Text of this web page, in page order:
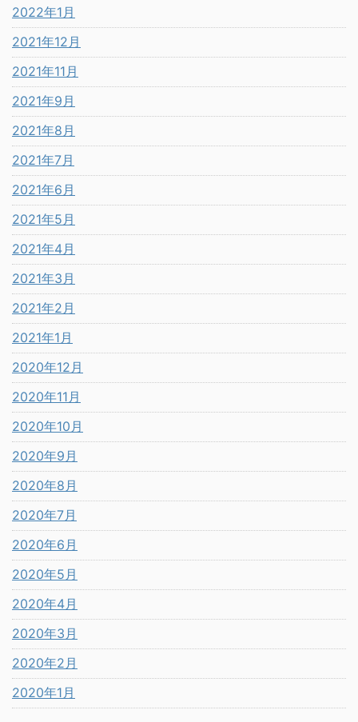
2022年1月
2021年12月
2021年11月
2021年9月
2021年8月
2021年7月
2021年6月
2021年5月
2021年4月
2021年3月
2021年2月
2021年1月
2020年12月
2020年11月
2020年10月
2020年9月
2020年8月
2020年7月
2020年6月
2020年5月
2020年4月
2020年3月
2020年2月
2020年1月